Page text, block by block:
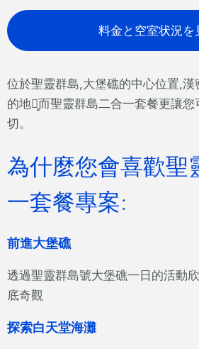
料金と空室状況を
位於聖靈群島,大堡礁的中心位置,漢
的地點̥而聖靈群島二合一套餐更讓
切。
為什麼您會喜歡聖
一套餐專案:
前進大堡礁
透過聖靈群島號大堡礁一日的活動
底奇觀
探索白天堂海灘